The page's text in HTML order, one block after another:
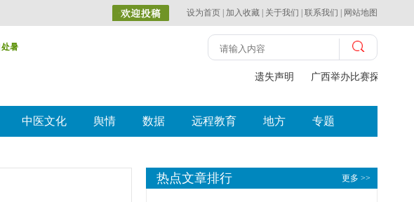
设为首页 加入收藏 关于我们 联系我们 网站地图
处暑
遗失声明 广西举办比赛探索中
中医文化 舆情 数据 远程教育 地方 专题
更多 >>
热点文章排行